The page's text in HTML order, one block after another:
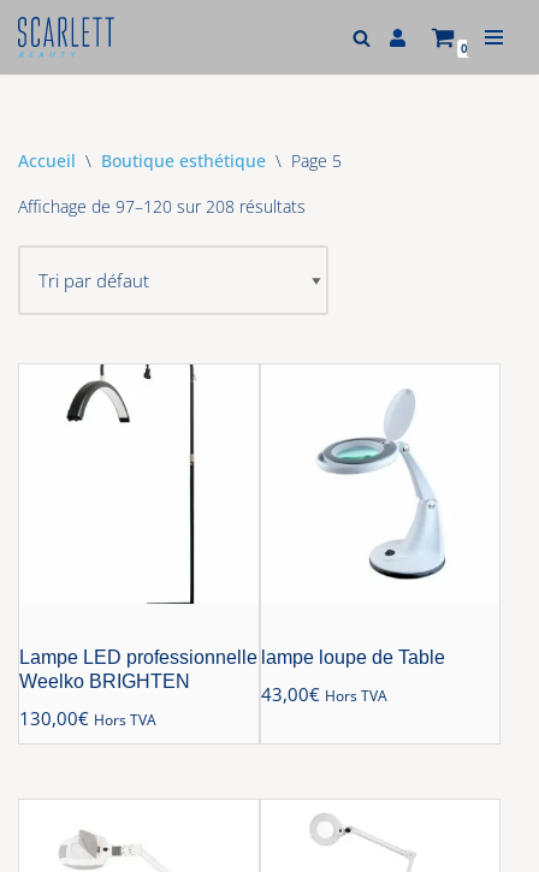
Aller
0
Accueil \ Boutique esthétique \ Page 5
Affichage de 97–120 sur 208 résultats
Lampe LED professionnelle
Weelko BRIGHTEN
130,00€ Hors TVA
lampe loupe de Table
43,00€ Hors TVA